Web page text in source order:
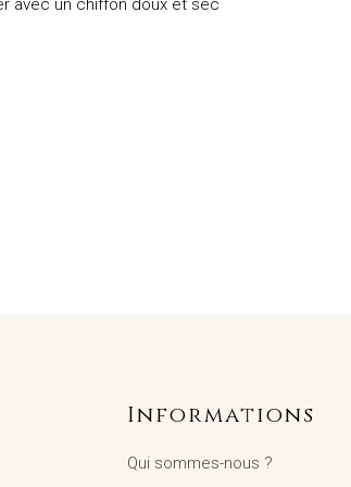
avec un chiffon doux et sec
Informations
Qui sommes-nous ?